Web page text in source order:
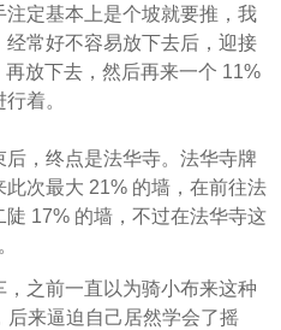
定基本上是个坡就要推，我
常好不容易放下去后，迎接
放下去，然后再来一个 11%
着。
，终点是法华寺。法华寺牌
次最大 21% 的墙，在前往法
17% 的墙，不过在法华寺这
之前一直以为骑小布来这种
后来逼迫自己居然学会了摇